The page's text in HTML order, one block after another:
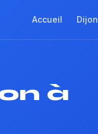
Accueil Dijon
à